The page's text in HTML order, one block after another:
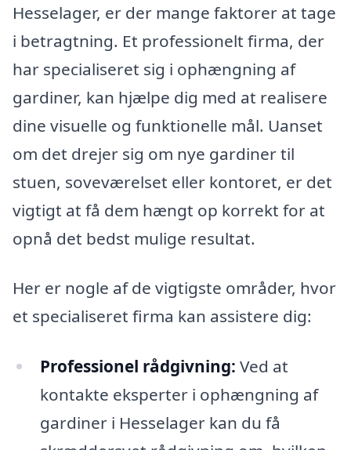
Hesselager, er der mange faktorer at tage
i betragtning. Et professionelt firma, der
har specialiseret sig i ophængning af
gardiner, kan hjælpe dig med at realisere
dine visuelle og funktionelle mål. Uanset
om det drejer sig om nye gardiner til
stuen, soveværelset eller kontoret, er det
vigtigt at få dem hængt op korrekt for at
opnå det bedst mulige resultat.
Her er nogle af de vigtigste områder, hvor
et specialiseret firma kan assistere dig:
Professionel rådgivning: Ved at
kontakte eksperter i ophængning af
gardiner i Hesselager kan du få